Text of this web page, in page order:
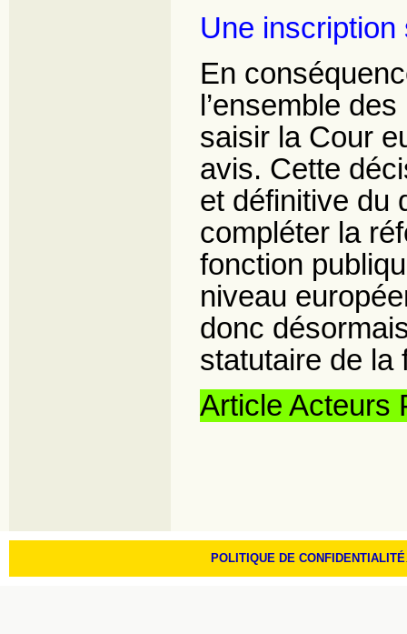
Une
En
l’ensemble
saisir la Cour
avis. Cette
et définitive du
compléter la
fonction
niveau
donc
statutaire de la
Article Acteurs
POLITIQUE DE CONFIDENTIALITÉ